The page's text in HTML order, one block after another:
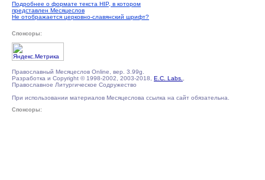
Подробнее о формате текста HIP, в котором
представлен Месяцеслов
Не отображается церковно-славянский шрифт?
Спонсоры:
Православный Месяцеслов Online, вер. 3.99g.
Разработка и Copyright © 1998-2002, 2003-2018, E.C. Labs.
Православное Литургическое Содружество
При использовании материалов Месяцеслова ссылка на сайт обязательна.
Спонсоры: